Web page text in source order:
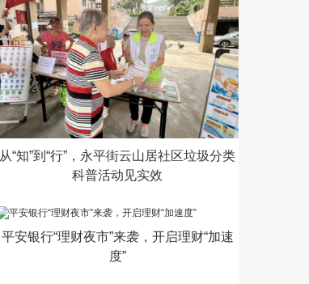
从“知”到“行”，永平街云山居社区垃圾分类
科普活动见实效
平安银行“理财夜市”来袭，开启理财“加速
度”